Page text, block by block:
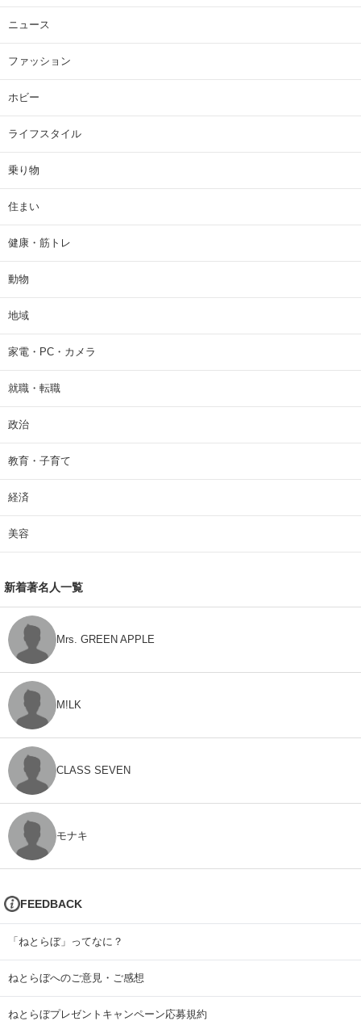
ニュース
ファッション
ホビー
ライフスタイル
乗り物
住まい
健康・筋トレ
動物
地域
家電・PC・カメラ
就職・転職
政治
教育・子育て
経済
美容
新着著名人一覧
Mrs. GREEN APPLE
M!LK
CLASS SEVEN
モナキ
FEEDBACK
「ねとらぼ」ってなに？
ねとらぼへのご意見・ご感想
ねとらぼプレゼントキャンペーン応募規約